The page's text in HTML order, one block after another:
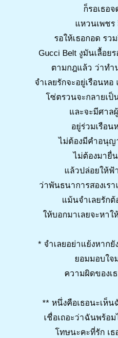
ก็รอเธอ
แหวนเพชร
รอให้เธอกอด รว
Gucci Belt งูมันเลื้อย
ตามกฎแล้ว ว่าทำ
จำเลยรักจะอยู่เรือนห
โซ่ตรวนจะกลายเป็
และจะมีศาล
อยู่ร่วมเรือน
ไม่ต้องมีคำอนุญ
ไม่ต้องมายื่
แล้วปล่อยให้ฟ้
ว่าพันธนาการสองเร
แม้นจำเลยรักต้
ให้บอกมาเลยจะหา
* จำเลยอย่าแย้งหากยั
ยอมมอบใจ
ความผิดของเ
** หนึ่งคือเธอนะเห็
เชื่อเถอะว่าฉันพร้อม
โทษนะคะที่รัก เธ